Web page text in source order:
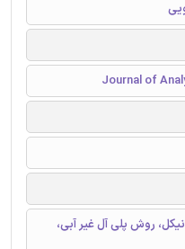
نیکل، روش پلی آل غیر آبی،